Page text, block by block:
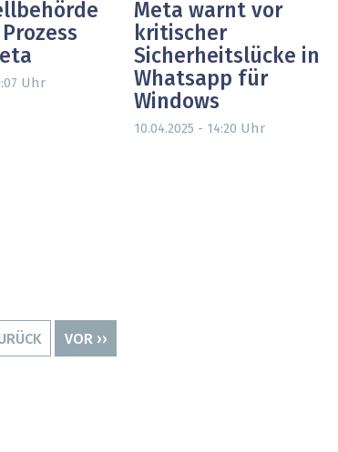
Uhr
Meta warnt vor
kritischer
Sicherheitslücke in
Whatsapp für
Windows
10.04.2025 - 14:20 Uhr
NÄCHSTE
VOR ››